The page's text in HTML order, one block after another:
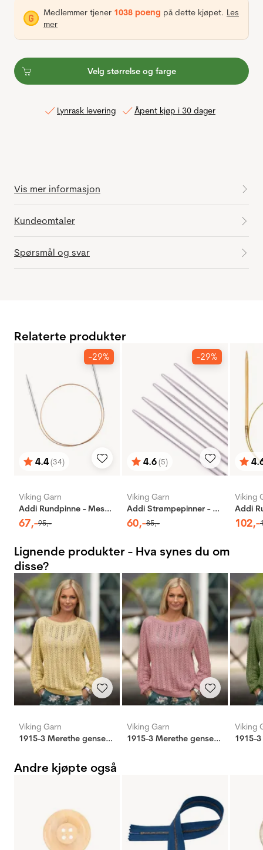
Medlemmer tjener 1038 poeng på dette kjøpet. Les
mer
Velg størrelse og farge
Lynrask levering Åpent kjøp i 30 dager
Vis mer informasjon
Kundeomtaler
Spørsmål og svar
Relaterte produkter
-29%
Karakter:
4.4(34)
av 5 mulige
Viking Garn
Addi Rundpinne - Messing
67,-95,-
-29%
Karakter:
4.6(5)
av 5 mulige
Viking Garn
Addi Strømpepinner - Aluminium
60,-85,-
av 5
Viking
102,-
Lignende produkter - Hva synes du om
disse?
Viking Garn
1915-3 Merethe genser lys gul
Viking Garn
1915-3 Merethe genser gammelrosa
Viking
Andre kjøpte også